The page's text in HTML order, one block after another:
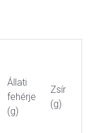
Állati
fehérje
(g)
Zsír
(g)